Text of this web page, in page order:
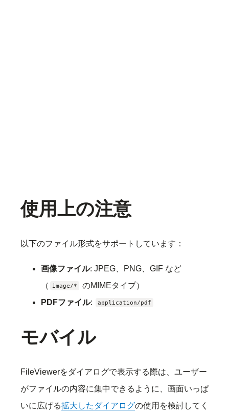
使用上の注意
以下のファイル形式をサポートしています：
画像ファイル: JPEG、PNG、GIF など
（
image/*
のMIMEタイプ）
PDFファイル: application/pdf
モバイル
FileViewerをダイアログで表示する際は、ユーザー
がファイルの内容に集中できるように、画面いっぱ
いに広げる拡大したダイアログの使用を検討してく